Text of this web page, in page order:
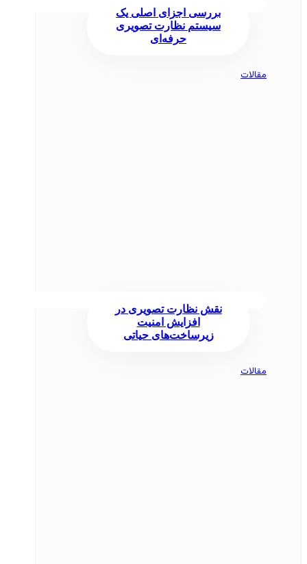
بررسی اجزای اصلی یک
سیستم نظارت تصویری
حرفه‌ای
مقالات
نقش نظارت تصویری در
افزایش امنیت
زیرساخت‌های حیاتی
مقالات